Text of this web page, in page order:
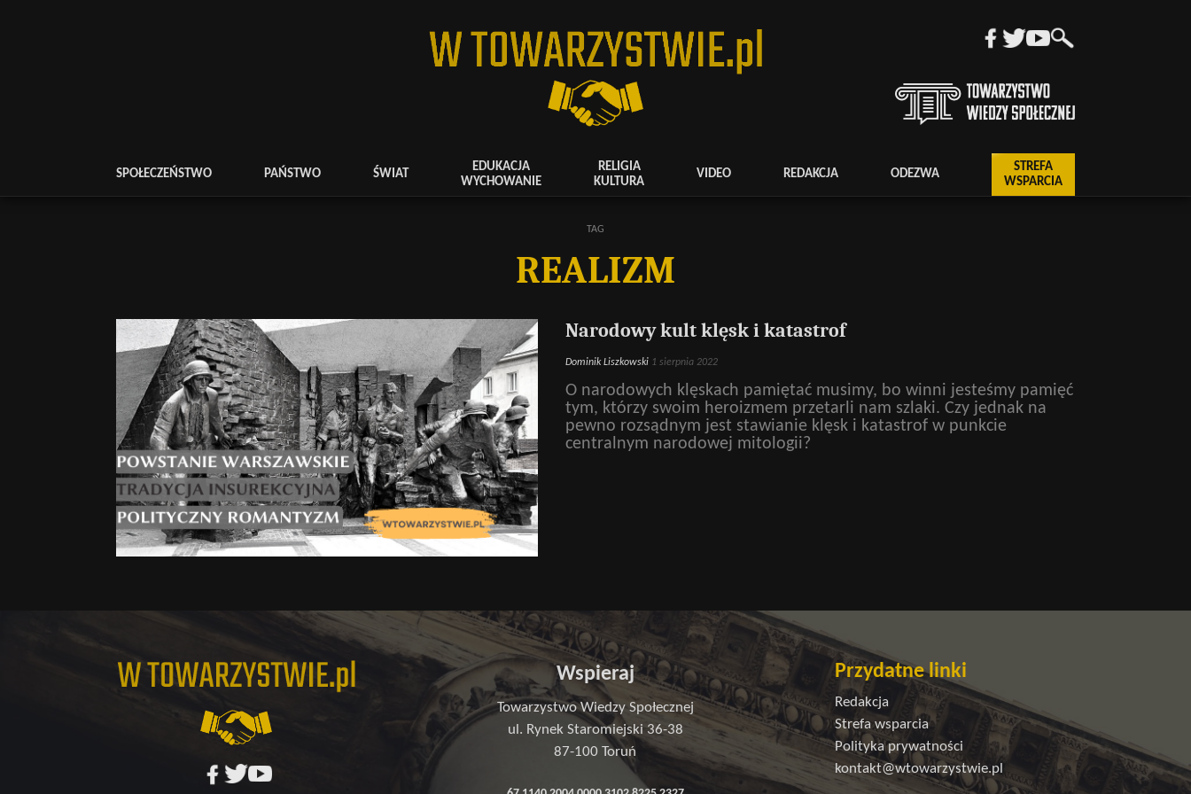
SPOŁECZEŃSTWO PAŃSTWO ŚWIAT
EDUKACJA
WYCHOWANIE
RELIGIA
KULTURA
VIDEO REDAKCJA ODEZWA
STREFA
WSPARCIA
TAG
REALIZM
Narodowy kult klęsk i katastrof
Dominik Liszkowski 1 sierpnia 2022
O narodowych klęskach pamiętać musimy, bo winni jesteśmy pamięć
tym, którzy swoim heroizmem przetarli nam szlaki. Czy jednak na
pewno rozsądnym jest stawianie klęsk i katastrof w punkcie
centralnym narodowej mitologii?
Wspieraj
Towarzystwo Wiedzy Społecznej
ul. Rynek Staromiejski 36-38
87-100 Toruń
Przydatne linki
Redakcja
Strefa wsparcia
Polityka prywatności
kontakt@wtowarzystwie.pl